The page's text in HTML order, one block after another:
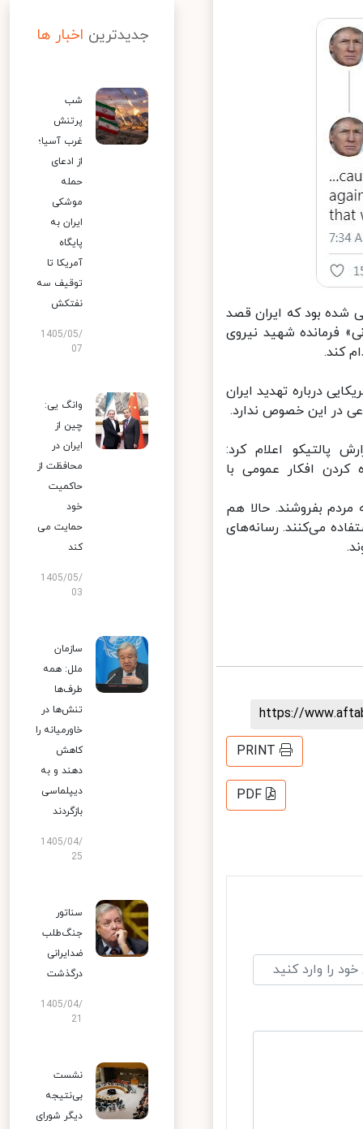
شده بود که ایران قصد
فرمانده شهید نیروی
کند.
درباره تهدید ایران
در این خصوص ندارد.
اعلام کرد:
کردن افکار عمومی با
دلاری عراق را به مردم بفروشند. حالا هم
می‌کنند. رسانه‌های
https://
PRINT
PDF
جدیدترین اخبار ها
شب
پرتنش
غرب آسیا؛
از ادعای
حمله
موشکی
ایران به
پایگاه
آمریکا تا
توقیف سه
نفتکش
1405/05/
07
وانگ یی:
چین از
ایران در
محافظت از
حاکمیت
خود
حمایت می
کند
1405/05/
03
سازمان
ملل: همه
طرف‌ها
تنش‌ها در
خاورمیانه را
کاهش
دهند و به
دیپلماسی
بازگردند
1405/04/
25
سناتور
جنگ‌طلب
ضدایرانی
درگذشت
1405/04/
نشست
بی‌نتیجه
دیگر شورای